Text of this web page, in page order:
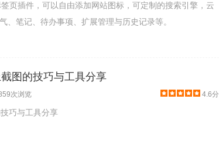
页插件，可以自由添加网站图标，可定制的搜索引擎，云
、笔记、待办事项、扩展管理与历史记录等。
图的技巧与工具分享
次浏览 4.6分
巧与工具分享